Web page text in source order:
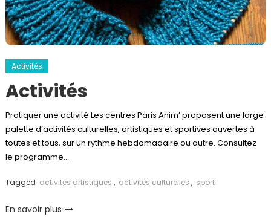
Activités
Activités
Pratiquer une activité Les centres Paris Anim’ proposent une large
palette d’activités culturelles, artistiques et sportives ouvertes à
toutes et tous, sur un rythme hebdomadaire ou autre. Consultez
le programme…
Tagged activités artistiques , activités culturelles , sport
En savoir plus